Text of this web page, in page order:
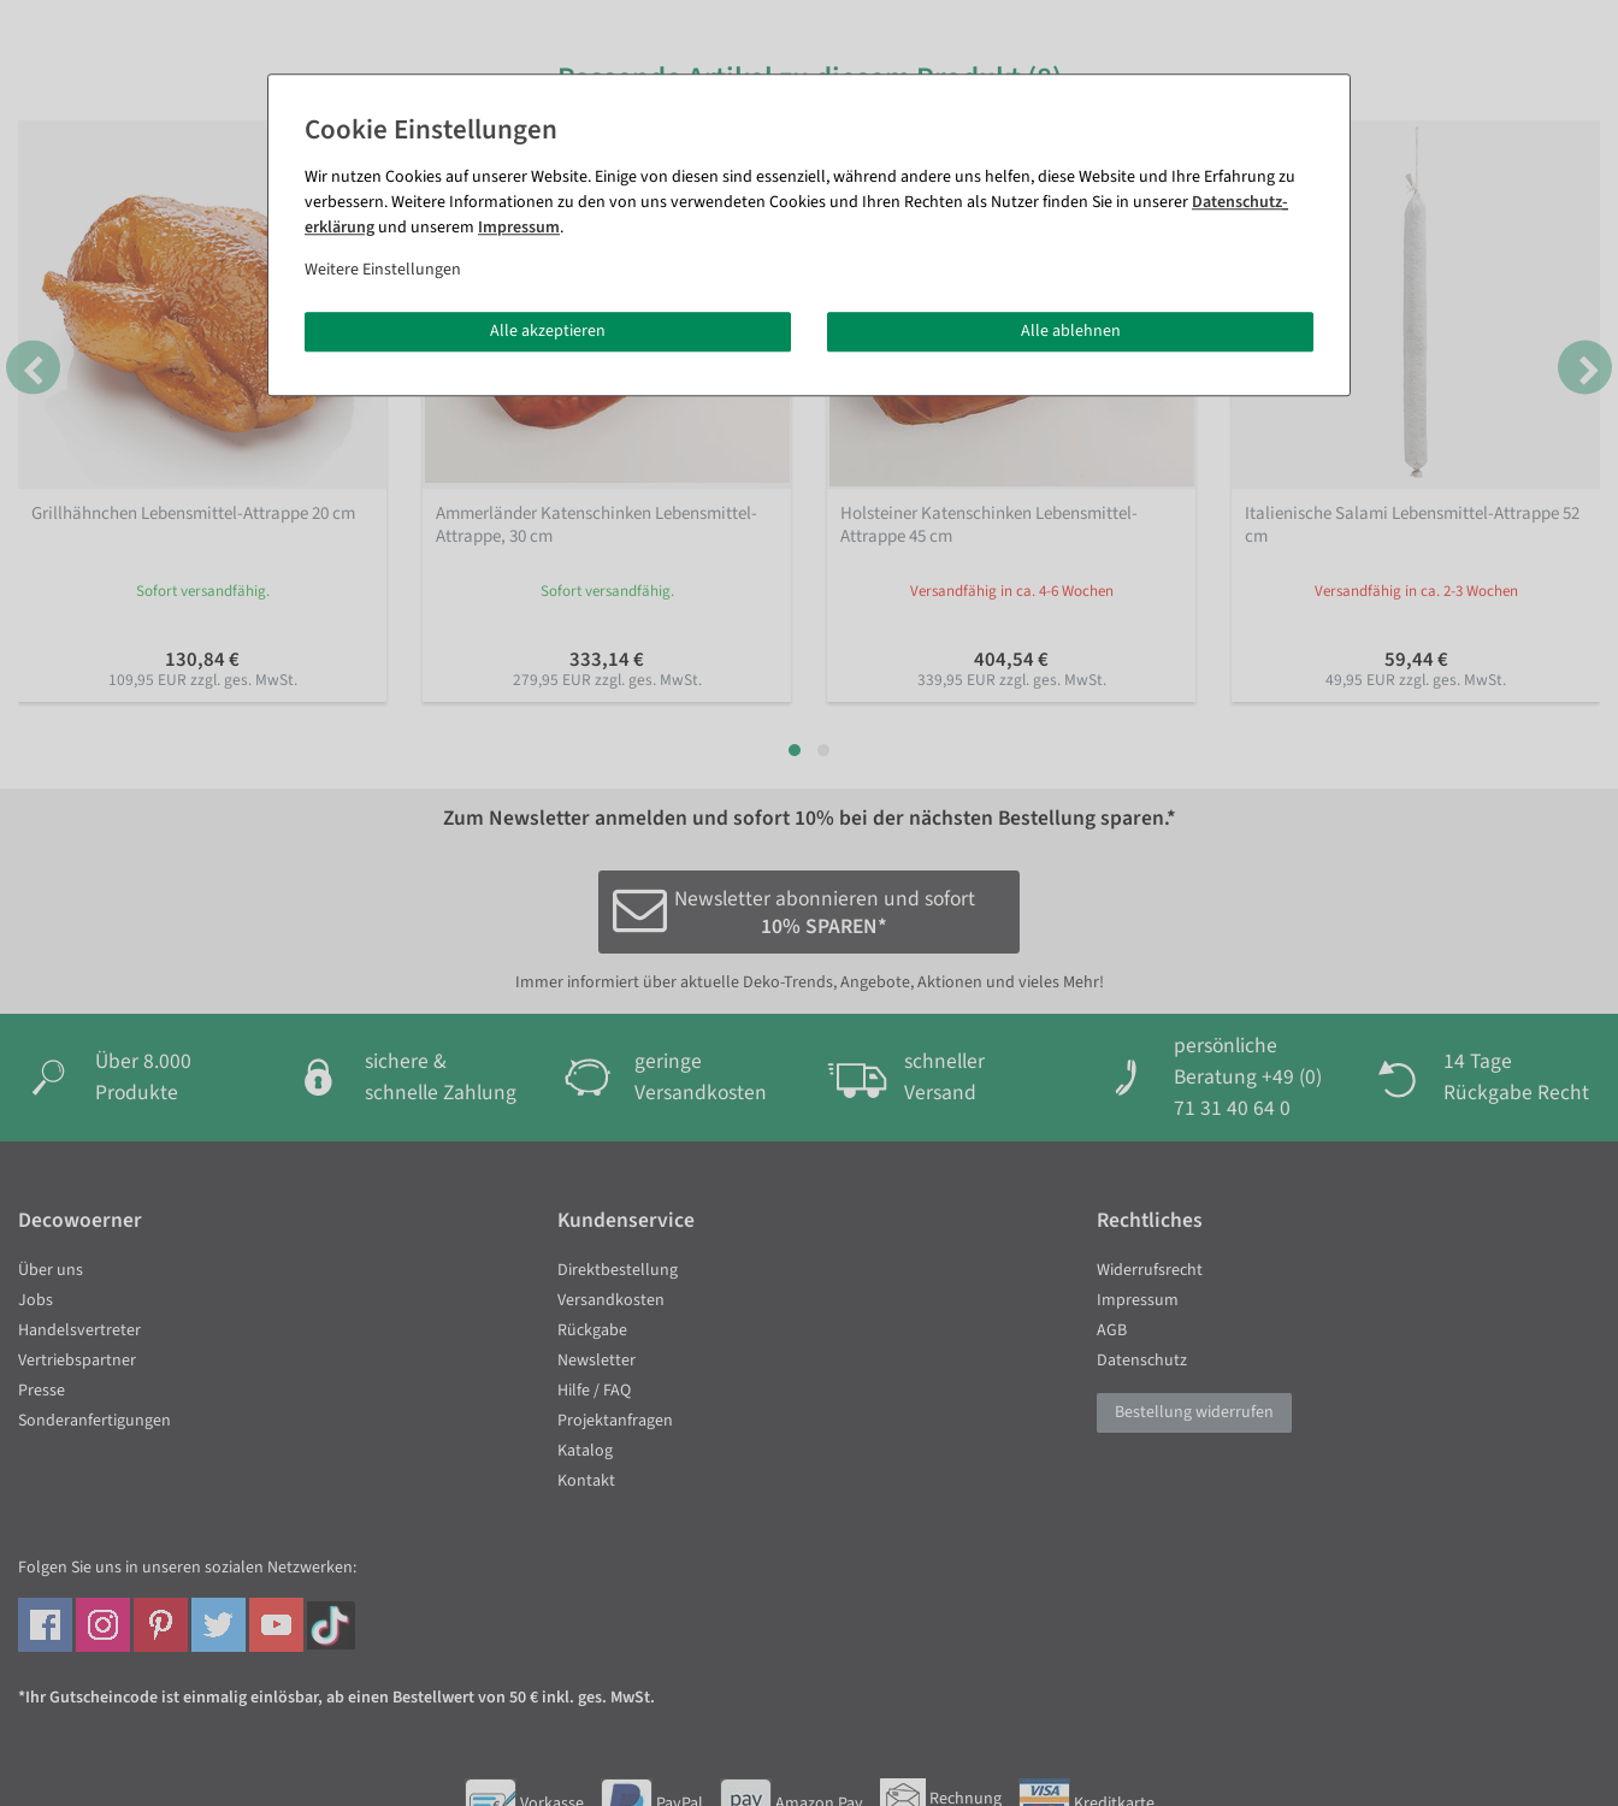
Passende Artikel zu diesem Produkt (8)
Grillhähnchen Lebensmittel-Attrappe 20 cm
Sofort versandfähig.
130,84 €
109,95 EUR zzgl. ges. MwSt.
Ammerländer Katenschinken Lebensmittel-
Attrappe, 30 cm
Sofort versandfähig.
333,14 €
279,95 EUR zzgl. ges. MwSt.
Holsteiner Katenschinken Lebensmittel-
Attrappe 45 cm
Versandfähig in ca. 4-6 Wochen
404,54 €
339,95 EUR zzgl. ges. MwSt.
Italienische Salami Lebensmittel-Attrappe 52
cm
Versandfähig in ca. 2-3 Wochen
59,44 €
49,95 EUR zzgl. ges. MwSt.
Zum Newsletter anmelden und sofort 10% bei der nächsten Bestellung sparen.*
Newsletter abonnieren und sofort
10% SPAREN*
Immer informiert über aktuelle Deko-Trends, Angebote, Aktionen und vieles Mehr!
Über 8.000
Produkte
sichere &
schnelle Zahlung
geringe
Versandkosten
schneller
Versand
persönliche
Beratung +49 (0)
71 31 40 64 0
14 Tage
Rückgabe Recht
Wir nutzen Cookies auf unserer Website. Einige von diesen sind essenziell, während andere uns helfen, diese Website und Ihre Erfahrung zu
verbessern. Weitere Informationen zu den von uns verwendeten Cookies und Ihren Rechten als Nutzer finden Sie in unserer Daten­schutz­
erklärung und unserem Impressum.
Weitere Einstellungen
Alle akzeptieren Alle ablehnen
Decowoerner
Über uns
Jobs
Handelsvertreter
Vertriebspartner
Presse
Sonderanfertigungen
Kundenservice
Direktbestellung
Versandkosten
Rückgabe
Newsletter
Hilfe / FAQ
Projektanfragen
Katalog
Kontakt
Rechtliches
Widerrufsrecht
Impressum
AGB
Datenschutz
Bestellung widerrufen
Folgen Sie uns in unseren sozialen Netzwerken:
*Ihr Gutscheincode ist einmalig einlösbar, ab einen Bestellwert von 50 € inkl. ges. MwSt.
Rechnung